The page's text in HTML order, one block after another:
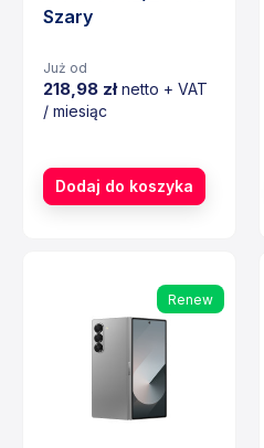
Szary
Już od
218,98 złnetto + VAT
/ miesiąc
Dodaj do koszyka
Renew